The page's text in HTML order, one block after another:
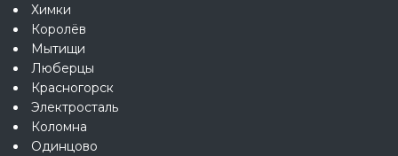
Химки
Королёв
Мытищи
Люберцы
Красногорск
Электросталь
Коломна
Одинцово